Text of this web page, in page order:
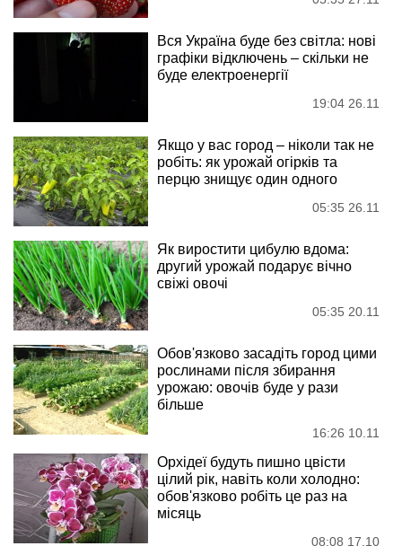
Вся Україна буде без світла: нові
графіки відключень – скільки не
буде електроенергії
19:04 26.11
Якщо у вас город – ніколи так не
робіть: як урожай огірків та
перцю знищує один одного
05:35 26.11
Як виростити цибулю вдома:
другий урожай подарує вічно
свіжі овочі
05:35 20.11
Обов'язково засадіть город цими
рослинами після збирання
урожаю: овочів буде у рази
більше
16:26 10.11
Орхідеї будуть пишно цвісти
цілий рік, навіть коли холодно:
обов'язково робіть це раз на
місяць
08:08 17.10